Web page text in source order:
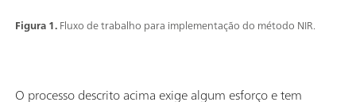
Figura 1.Fluxo de trabalho para implementação do método NIR.
O processo descrito acima exige algum esforço e tem